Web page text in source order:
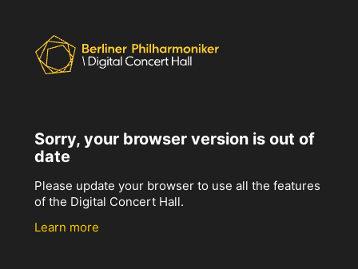
Sorry, your browser version is out of
date
Please update your browser to use all the features
of the Digital Concert Hall.
Learn more